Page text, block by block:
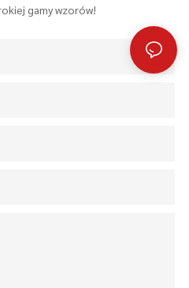
gamy wzorów!